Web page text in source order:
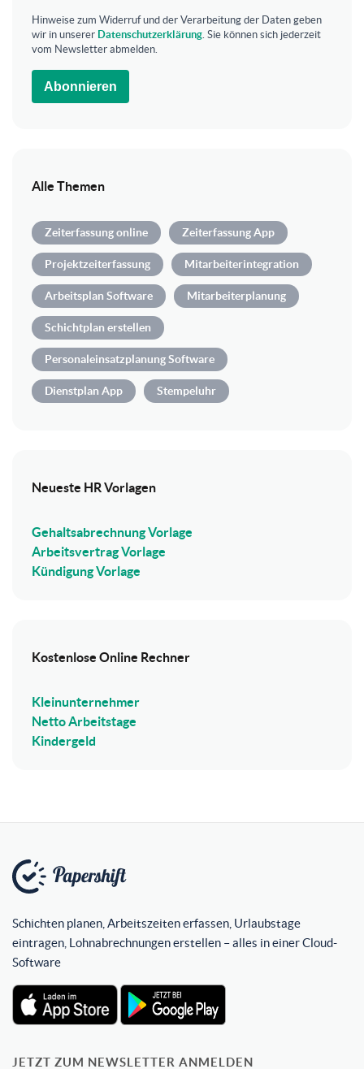
Hinweise zum Widerruf und der Verarbeitung der Daten geben
wir in unserer Datenschutzerklärung . Sie können sich jederzeit
vom Newsletter abmelden.
Abonnieren
Alle Themen
Zeiterfassung online Zeiterfassung App
Projektzeiterfassung Mitarbeiterintegration
Arbeitsplan Software Mitarbeiterplanung
Schichtplan erstellen
Personaleinsatzplanung Software
Dienstplan App Stempeluhr
Neueste HR Vorlagen
Gehaltsabrechnung Vorlage
Arbeitsvertrag Vorlage
Kündigung Vorlage
Kostenlose Online Rechner
Kleinunternehmer
Netto Arbeitstage
Kindergeld
Schichten planen, Arbeitszeiten erfassen, Urlaubstage
eintragen, Lohnabrechnungen erstellen – alles in einer Cloud-
Software
JETZT ZUM NEWSLETTER ANMELDEN